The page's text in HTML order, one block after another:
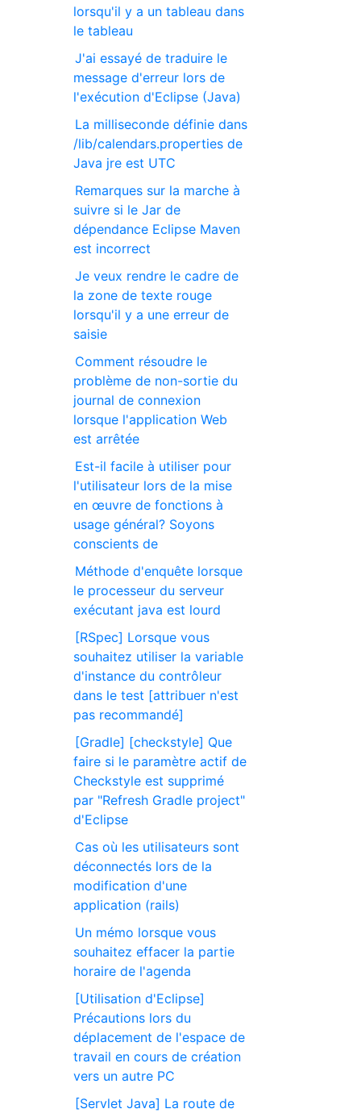
lorsqu'il y a un tableau dans
le tableau
J'ai essayé de traduire le
message d'erreur lors de
l'exécution d'Eclipse (Java)
La milliseconde définie dans
/lib/calendars.properties de
Java jre est UTC
Remarques sur la marche à
suivre si le Jar de
dépendance Eclipse Maven
est incorrect
Je veux rendre le cadre de
la zone de texte rouge
lorsqu'il y a une erreur de
saisie
Comment résoudre le
problème de non-sortie du
journal de connexion
lorsque l'application Web
est arrêtée
Est-il facile à utiliser pour
l'utilisateur lors de la mise
en œuvre de fonctions à
usage général? Soyons
conscients de
Méthode d'enquête lorsque
le processeur du serveur
exécutant java est lourd
[RSpec] Lorsque vous
souhaitez utiliser la variable
d'instance du contrôleur
dans le test [attribuer n'est
pas recommandé]
[Gradle] [checkstyle] Que
faire si le paramètre actif de
Checkstyle est supprimé
par "Refresh Gradle project"
d'Eclipse
Cas où les utilisateurs sont
déconnectés lors de la
modification d'une
application (rails)
Un mémo lorsque vous
souhaitez effacer la partie
horaire de l'agenda
[Utilisation d'Eclipse]
Précautions lors du
déplacement de l'espace de
travail en cours de création
vers un autre PC
[Servlet Java] La route de